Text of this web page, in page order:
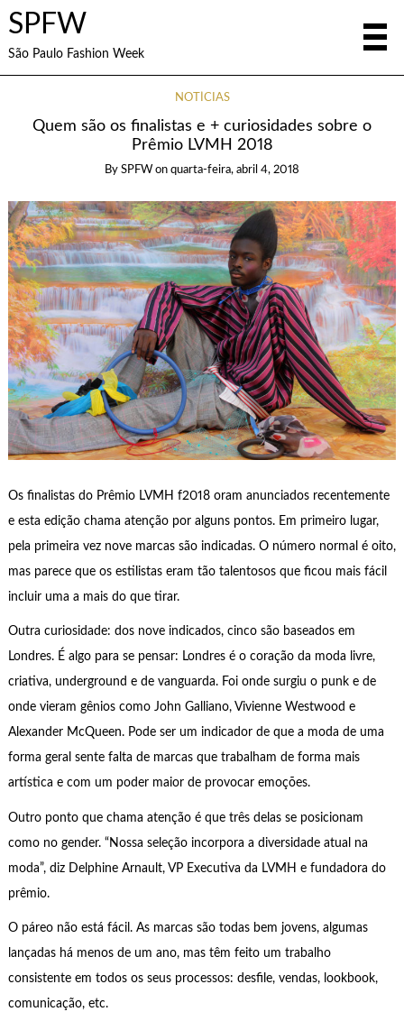
SPFW
São Paulo Fashion Week
NOTÍCIAS
Quem são os finalistas e + curiosidades sobre o
Prêmio LVMH 2018
By SPFW on quarta-feira, abril 4, 2018
Os finalistas do Prêmio LVMH f2018 oram anunciados recentemente
e esta edição chama atenção por alguns pontos. Em primeiro lugar,
pela primeira vez nove marcas são indicadas. O número normal é oito,
mas parece que os estilistas eram tão talentosos que ficou mais fácil
incluir uma a mais do que tirar.
Outra curiosidade: dos nove indicados, cinco são baseados em
Londres. É algo para se pensar: Londres é o coração da moda livre,
criativa, underground e de vanguarda. Foi onde surgiu o punk e de
onde vieram gênios como John Galliano, Vivienne Westwood e
Alexander McQueen. Pode ser um indicador de que a moda de uma
forma geral sente falta de marcas que trabalham de forma mais
artística e com um poder maior de provocar emoções.
Outro ponto que chama atenção é que três delas se posicionam
como no gender. “Nossa seleção incorpora a diversidade atual na
moda”, diz Delphine Arnault, VP Executiva da LVMH e fundadora do
prêmio.
O páreo não está fácil. As marcas são todas bem jovens, algumas
lançadas há menos de um ano, mas têm feito um trabalho
consistente em todos os seus processos: desfile, vendas, lookbook,
comunicação, etc.